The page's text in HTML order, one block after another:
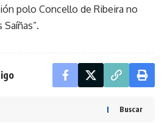
polo Concello de Ribeira no
Saíñas”.
Buscar